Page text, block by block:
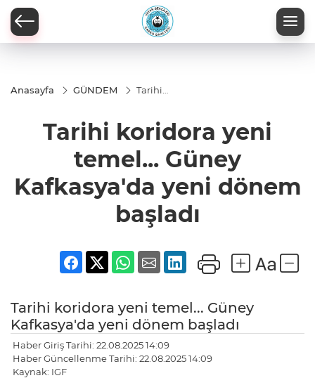
Anasayfa GÜNDEM
Tarihi
temel...
Güney
dönem
başladı
Tarihi koridora yeni
temel... Güney
Kafkasya'da yeni dönem
başladı
Tarihi koridora yeni temel... Güney
Kafkasya'da yeni dönem başladı
Haber Giriş Tarihi: 22.08.2025 14:09
Haber Güncellenme Tarihi: 22.08.2025 14:09
Kaynak: IGF